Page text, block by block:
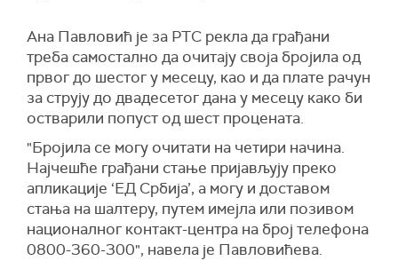
Ана Павловић је за РТС рекла да грађани
треба самостално да очитају своја бројила од
првог до шестог у месецу, као и да плате рачун
за струју до двадесетог дана у месецу како би
остварили попуст од шест процената.
"Бројила се могу очитати на четири начина.
Најчешће грађани стање пријављују преко
апликације ‘ЕД Србија’, а могу и доставом
стања на шалтеру, путем имејла или позивом
националног контакт-центра на број телефона
0800-360-300", навела је Павловићева.